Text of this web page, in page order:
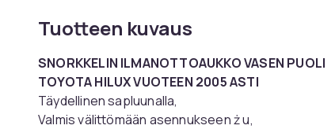
Tuotteen kuvaus
SNORKKELIN ILMANOTTOAUKKO VASEN PUOLI
TOYOTA HILUX VUOTEEN 2005 ASTI
Täydellinen sapluunalla,
Valmis välittömään asennukseenżu,